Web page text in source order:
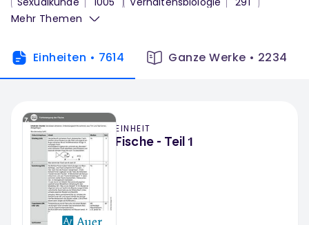
Zoologie
1508
Mehr Themen
Einheiten • 7614 Ganze Werke • 2234
EINHEIT
Fische - Teil 1